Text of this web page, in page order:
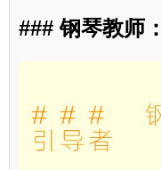
### 钢琴教师